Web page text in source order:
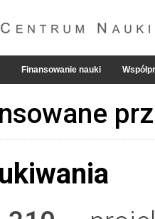
Finansowanie nauki